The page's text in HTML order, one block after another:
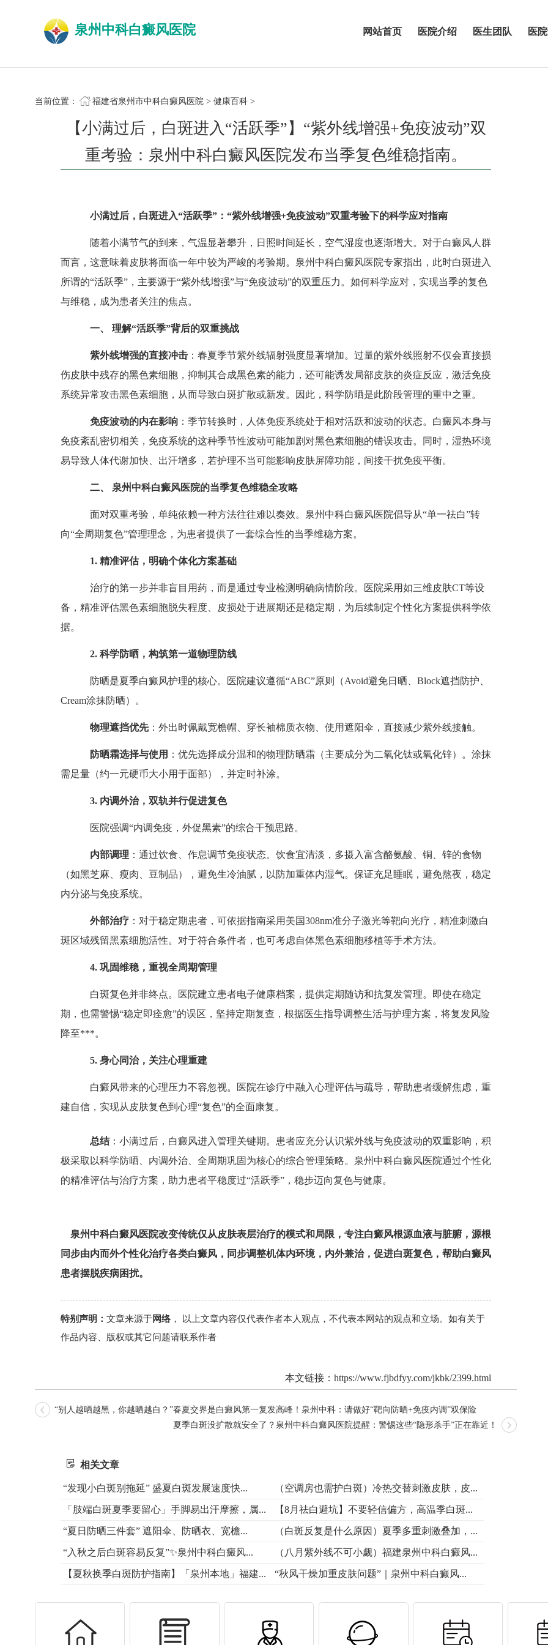
泉州中科白癜风医院 网站首页 医院介绍 医生团队 医
当前位置： 福建省泉州市中科白癜风医院 > 健康百科 >
【小满过后，白斑进入“活跃季”】“紫外线增强+免疫波动”双
重考验：泉州中科白癜风医院发布当季复色维稳指南。
小满过后，白斑进入“活跃季”：“紫外线增强+免疫波动”双重考验下的科学应对指南
随着小满节气的到来，气温显著攀升，日照时间延长，空气湿度也逐渐增大。对于白癜风人群
而言，这意味着皮肤将面临一年中较为严峻的考验期。泉州中科白癜风医院专家指出，此时白斑进入
所谓的“活跃季”，主要源于“紫外线增强”与“免疫波动”的双重压力。如何科学应对，实现当季的复色
与维稳，成为患者关注的焦点。
一、 理解“活跃季”背后的双重挑战
紫外线增强的直接冲击 ：春夏季节紫外线辐射强度显著增加。过量的紫外线照射不仅会直接损
伤皮肤中残存的黑色素细胞，抑制其合成黑色素的能力，还可能诱发局部皮肤的炎症反应，激活免疫
系统异常攻击黑色素细胞，从而导致白斑扩散或新发。因此，科学防晒是此阶段管理的重中之重。
免疫波动的内在影响 ：季节转换时，人体免疫系统处于相对活跃和波动的状态。白癜风本身与
免疫紊乱密切相关，免疫系统的这种季节性波动可能加剧对黑色素细胞的错误攻击。同时，湿热环境
易导致人体代谢加快、出汗增多，若护理不当可能影响皮肤屏障功能，间接干扰免疫平衡。
二、 泉州中科白癜风医院的当季复色维稳全攻略
面对双重考验，单纯依赖一种方法往往难以奏效。泉州中科白癜风医院倡导从“单一祛白”转
向“全周期复色”管理理念，为患者提供了一套综合性的当季维稳方案。
1. 精准评估，明确个体化方案基础
治疗的第一步并非盲目用药，而是通过专业检测明确病情阶段。医院采用如三维皮肤CT等设
备，精准评估黑色素细胞脱失程度、皮损处于进展期还是稳定期，为后续制定个性化方案提供科学依
据。
2. 科学防晒，构筑第一道物理防线
防晒是夏季白癜风护理的核心。医院建议遵循“ABC”原则（Avoid避免日晒、Block遮挡防护、
Cream涂抹防晒）。
物理遮挡优先：外出时佩戴宽檐帽、穿长袖棉质衣物、使用遮阳伞，直接减少紫外线接触。
防晒霜选择与使用 ：优先选择成分温和的物理防晒霜（主要成分为二氧化钛或氧化锌）。涂抹
需足量（约一元硬币大小用于面部），并定时补涂。
3. 内调外治，双轨并行促进复色
医院强调“内调免疫，外促黑素”的综合干预思路。
内部调理 ：通过饮食、作息调节免疫状态。饮食宜清淡，多摄入富含酪氨酸、铜、锌的食物
（如黑芝麻、瘦肉、豆制品），避免生冷油腻，以防加重体内湿气。保证充足睡眠，避免熬夜，稳定
内分泌与免疫系统。
外部治疗 ：对于稳定期患者，可依据指南采用美国308nm准分子激光等靶向光疗，精准刺激白
斑区域残留黑素细胞活性。对于符合条件者，也可考虑自体黑色素细胞移植等手术方法。
4. 巩固维稳，重视全周期管理
白斑复色并非终点。医院建立患者电子健康档案，提供定期随访和抗复发管理。即使在稳定
期，也需警惕“稳定即痊愈”的误区，坚持定期复查，根据医生指导调整生活与护理方案，将复发风险
降至***。
5. 身心同治，关注心理重建
白癜风带来的心理压力不容忽视。医院在诊疗中融入心理评估与疏导，帮助患者缓解焦虑，重
建自信，实现从皮肤复色到心理“复色”的全面康复。
总结：小满过后，白癜风进入管理关键期。患者应充分认识紫外线与免疫波动的双重影响，积
极采取以科学防晒、内调外治、全周期巩固为核心的综合管理策略。泉州中科白癜风医院通过个性化
的精准评估与治疗方案，助力患者平稳度过“活跃季”，稳步迈向复色与健康。
泉州中科白癜风医院改变传统仅从皮肤表层治疗的模式和局限，专注白癜风根源血液与脏腑，源根
同步由内而外个性化治疗各类白癜风，同步调整机体内环境，内外兼治，促进白斑复色，帮助白癜风
患者摆脱疾病困扰。
特别声明： 文章来源于网络， 以上文章内容仅代表作者本人观点，不代表本网站的观点和立场。如有关于
作品内容、版权或其它问题请联系作者
本文链接： https://www.fjbdfyy.com/jkbk/2399.html
“别人越晒越黑，你越晒越白？”春夏交界是白癜风第一复发高峰！泉州中科：请做好“靶向防晒+免疫内调”双保险
夏季白斑没扩散就安全了？泉州中科白癜风医院提醒：警惕这些“隐形杀手”正在靠近！
相关文章
“发现小白斑别拖延” 盛夏白斑发展速度快... （空调房也需护白斑）冷热交替刺激皮肤，皮...
「肢端白斑夏季要留心」手脚易出汗摩擦，属... 【8月祛白避坑】不要轻信偏方，高温季白斑...
“夏日防晒三件套” 遮阳伞、防晒衣、宽檐... （白斑反复是什么原因）夏季多重刺激叠加，...
“入秋之后白斑容易反复”✨泉州中科白癜风... （八月紫外线不可小觑）福建泉州中科白癜风...
【夏秋换季白斑防护指南】「泉州本地」福建... “秋风干燥加重皮肤问题”｜泉州中科白癜风...